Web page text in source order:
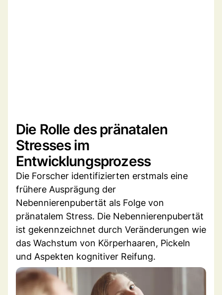
Die Rolle des pränatalen
Stresses im
Entwicklungsprozess
Die Forscher identifizierten erstmals eine
frühere Ausprägung der
Nebennierenpubertät als Folge von
pränatalem Stress. Die Nebennierenpubertät
ist gekennzeichnet durch Veränderungen wie
das Wachstum von Körperhaaren, Pickeln
und Aspekten kognitiver Reifung.